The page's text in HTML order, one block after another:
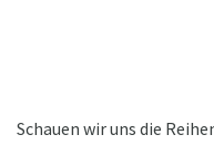
Schauen wir uns die